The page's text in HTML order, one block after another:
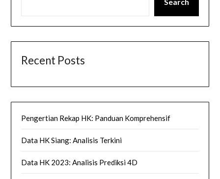
Recent Posts
Pengertian Rekap HK: Panduan Komprehensif
Data HK Siang: Analisis Terkini
Data HK 2023: Analisis Prediksi 4D